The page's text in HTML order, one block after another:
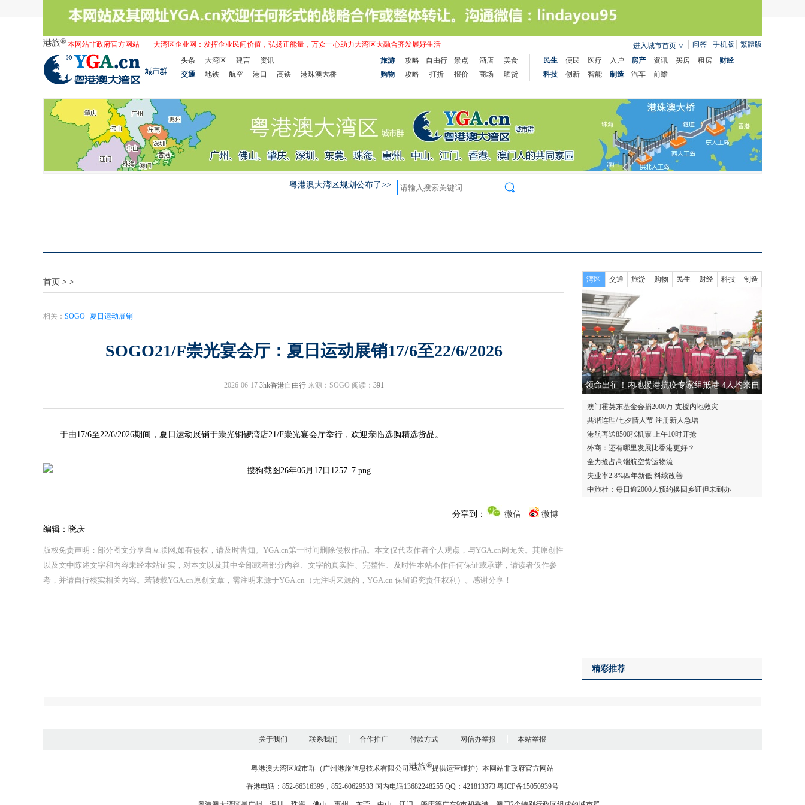
本网站非政府官方网站 大湾区企业网：发挥企业民间价值，弘扬正能量，万众一心助力大湾区大融合齐发展好生活 问答 手机版 繁體版
进入城市首页 ∨
头条
大湾区 建言
资讯
交通
地铁 航空 港口 高铁 港珠澳大桥
旅游 攻略 自由行 景点 酒店
美食
购物
攻略 打折 报价 商场 晒货
民生 便民 医疗 入户 房产 资讯 买房 租房
财经
科技
创新 智能 制造 汽车 前瞻
粤港澳大湾区规划公布了>>
首页 > >
相关： SOGO 夏日运动展销
SOGO21/F崇光宴会厅：夏日运动展销17/6至22/6/2026
2026-06-17 3hk香港自由行来源：SOGO 阅读： 391
于由17/6至22/6/2026期间，夏日运动展销于崇光铜锣湾店21/F崇光宴会厅举行，欢迎亲临选购精选货品。
分享到： 微信
微博
编辑：晓庆
版权免责声明：部分图文分享自互联网,如有侵权，请及时告知。YGA.cn第一时间删除侵权作品。本文仅代表作者个人观点，与YGA.cn网无关。其原创性
以及文中陈述文字和内容未经本站证实，对本文以及其中全部或者部分内容、文字的真实性、完整性、及时性本站不作任何保证或承诺，请读者仅作参
考，并请自行核实相关内容。若转载YGA.cn原创文章，需注明来源于YGA.cn（无注明来源的，YGA.cn 保留追究责任权利）。感谢分享！
湾区 交通 旅游 购物 民生 财经 科技 制造
领命出征！内地援港抗疫专家组抵港 4人均来自
广东
澳门霍英东基金会捐2000万 支援内地救灾
共谐连理/七夕情人节 注册新人急增
港航再送8500张机票 上午10时开抢
外商：还有哪里发展比香港更好？
全力抢占高端航空货运物流
失业率2.8%四年新低 料续改善
中旅社：每日逾2000人预约换回乡证但未到办
精彩推荐
关于我们 联系我们 合作推广 付款方式 网信办举报 本站举报
粤港澳大湾区城市群 （ 广州港旅信息技术有限公司 提供运营维护）本网站非政府官方网站
香港电话：852-66316399，852-60629533 国内电话13682248255 QQ：421813373 粤ICP备15050939号